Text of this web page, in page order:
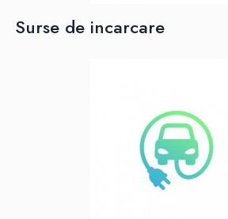
Surse de incarcare